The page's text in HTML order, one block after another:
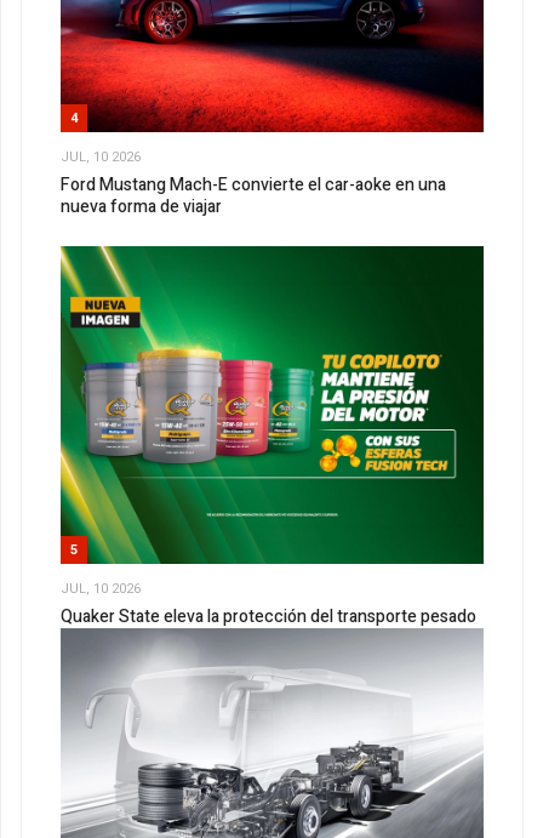
4
JUL, 10 2026
Ford Mustang Mach-E convierte el car-aoke en una
nueva forma de viajar
5
JUL, 10 2026
Quaker State eleva la protección del transporte pesado